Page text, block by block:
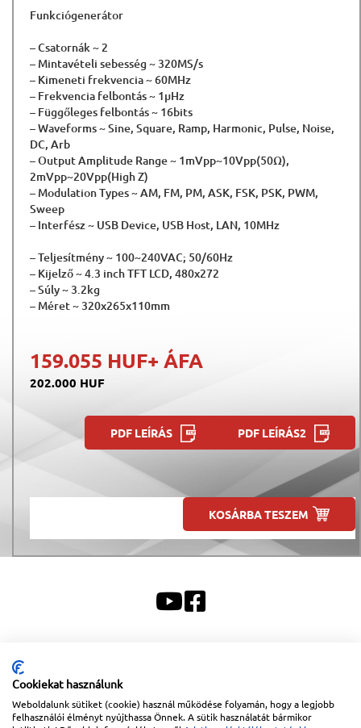
Funkciógenerátor
– Csatornák ~ 2
– Mintavételi sebesség ~ 320MS/s
– Kimeneti frekvencia ~ 60MHz
– Frekvencia felbontás ~ 1μHz
– Függőleges felbontás ~ 16bits
– Waveforms ~ Sine, Square, Ramp, Harmonic, Pulse, Noise,
DC, Arb
– Output Amplitude Range ~ 1mVpp~10Vpp(50Ω),
2mVpp~20Vpp(High Z)
– Modulation Types ~ AM, FM, PM, ASK, FSK, PSK, PWM,
Sweep
– Interfész ~ USB Device, USB Host, LAN, 10MHz
– Teljesítmény ~ 100~240VAC; 50/60Hz
– Kijelző ~ 4.3 inch TFT LCD, 480x272
– Súly ~ 3.2kg
– Méret ~ 320x265x110mm
159.055 HUF+ ÁFA
202.000 HUF
PDF LEÍRÁS PDF LEÍRÁS2
KOSÁRBA TESZEM
Copyright © 2026Lapanthera Kft.
76-24|+36-1-613-5453|www.lapanthera.hu
Webbolt | webdesign és implementáció:Webdream
Cookiekat használunk
Weboldalunk sütiket (cookie) használ működése folyamán, hogy a legjobb
felhasználói élményt nyújthassa Önnek. A sütik használatát bármikor